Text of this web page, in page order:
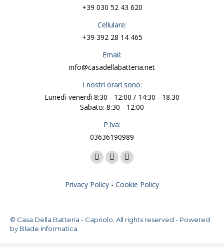
+39 030 52 43 620
Cellulare:
+39 392 28 14 465
Email:
info@casadellabatteria.net
I nostri orari sono:
Lunedì-venerdì 8:30 - 12:00 / 14:30 - 18.30
Sabato: 8:30 - 12:00
P.Iva:
03636190989
Facebook
opens
X
opens
Instagram
opens
Privacy Policy - Cookie Policy
© Casa Della Batteria - Capriolo. All rights reserved - Powered
by Blade Informatica